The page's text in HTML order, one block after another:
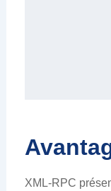
XML-RPC